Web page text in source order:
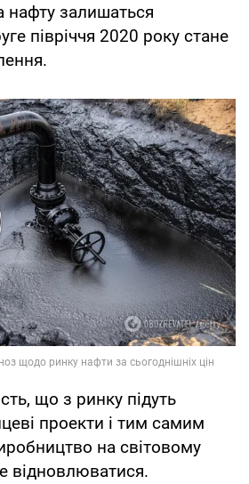
нафту залишаться
півріччя 2020 року стане
що з ринку підуть
проекти і тим самим
на світовому
відновлюватися.